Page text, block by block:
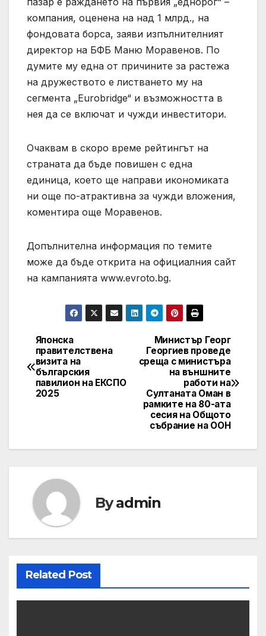
компания, оценена на над 1 млрд., на
фондовата борса, заяви изпълнителният
директор на БФБ Маню Моравенов. По
думите му една от причините за растежа
на дружеството е листването му на
сегмента „Eurobridge“ и възможността в
нея да се включат и чужди инвеститори.
Очаквам в скоро време рейтингът на
страната да бъде повишен с една
единица, което ще направи икономиката
ни още по-атрактивна за чужди вложения,
коментира още Моравенов.
Допълнителна информация по темите
може да бъде открита на официалния сайт
на кампанията www.evroto.bg.
Post
navigation
Министър Георг
Георгиев проведе
среща с министъра
на външните
работи на
Султаната Оман в
рамките на 80-ата
сесия на Общото
събрание на ООН
Японска
правителствена
визита на
българския
павилион на ЕКСПО
2025
Byadmin
Related Post